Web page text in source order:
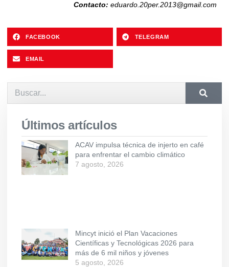
Contacto: eduardo.20per.2013@gmail.com
FACEBOOK TELEGRAM
EMAIL
Últimos artículos
ACAV impulsa técnica de injerto en café
para enfrentar el cambio climático
7 agosto, 2026
Mincyt inició el Plan Vacaciones
Científicas y Tecnológicas 2026 para
más de 6 mil niños y jóvenes
5 agosto, 2026